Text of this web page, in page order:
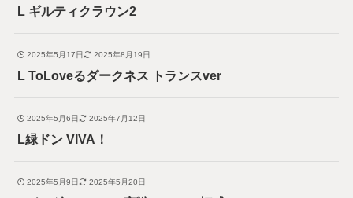
L ギルティクラウン2
2025年5月17日 2025年8月19日
L ToLoveるダークネス トランスver
2025年5月6日 2025年7月12日
L緑ドン VIVA！
2025年5月9日 2025年5月20日